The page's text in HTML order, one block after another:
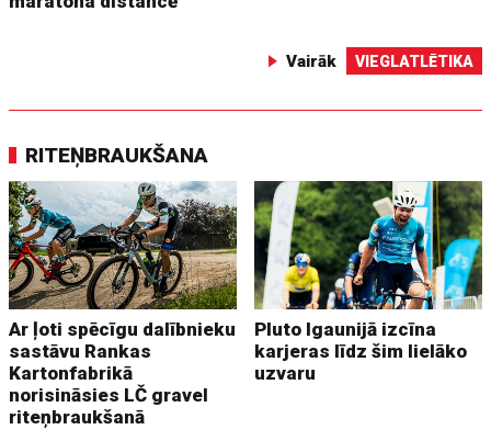
Vairāk VIEGLATLĒTIKA
RITEŅBRAUKŠANA
Ar ļoti spēcīgu dalībnieku
sastāvu Rankas
Kartonfabrikā
norisināsies LČ gravel
riteņbraukšanā
Pluto Igaunijā izcīna
karjeras līdz šim lielāko
uzvaru